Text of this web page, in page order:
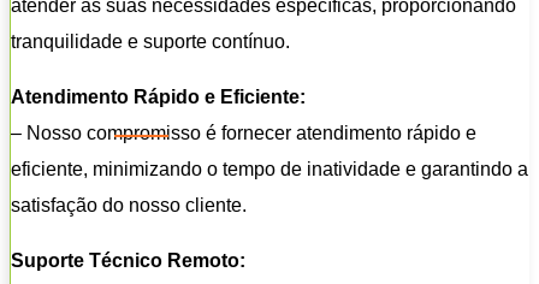
atender às suas necessidades específicas, proporcionando
tranquilidade e suporte contínuo.
Atendimento Rápido e Eficiente:
– Nosso compromisso é fornecer atendimento rápido e
eficiente, minimizando o tempo de inatividade e garantindo a
satisfação do nosso cliente.
Suporte Técnico Remoto: